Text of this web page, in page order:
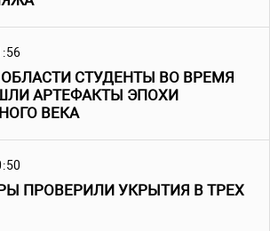
СТУДЕНТЫ ВО ВРЕМЯ
АРТЕФАКТЫ ЭПОХИ
ВЕКА
ПРОВЕРИЛИ УКРЫТИЯ В ТРЕХ